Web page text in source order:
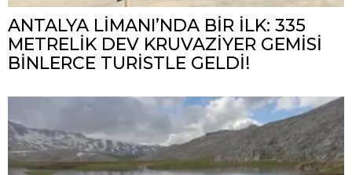
ANTALYA LİMANI’NDA BİR İLK: 335
METRELİK DEV KRUVAZİYER GEMİSİ
BİNLERCE TURİSTLE GELDİ!